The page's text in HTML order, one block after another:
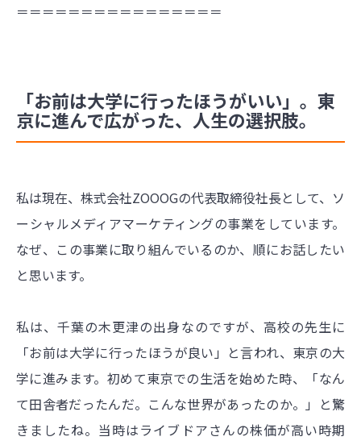
＝＝＝＝＝＝＝＝＝＝＝＝＝＝＝＝
「お前は大学に行ったほうがいい」。東
京に進んで広がった、人生の選択肢。
私は現在、株式会社ZOOOGの代表取締役社長として、ソ
ーシャルメディアマーケティングの事業をしています。
なぜ、この事業に取り組んでいるのか、順にお話したい
と思います。
私は、千葉の木更津の出身なのですが、高校の先生に
「お前は大学に行ったほうが良い」と言われ、東京の大
学に進みます。初めて東京での生活を始めた時、「なん
て田舎者だったんだ。こんな世界があったのか。」と驚
きましたね。当時はライブドアさんの株価が高い時期